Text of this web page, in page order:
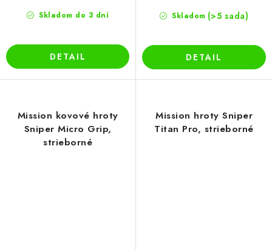
Skladom do 3 dní
DETAIL
Skladom (>5 sada)
DETAIL
Mission kovové hroty
Sniper Micro Grip,
strieborné
Mission hroty Sniper
Titan Pro, strieborné